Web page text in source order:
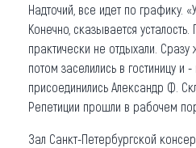
Надточий, все идет по графику.
Конечно, сказывается
практически не отдыхали. Сразу
потом заселились в гостиницу и
присоединились Александр Ф.
Репетиции прошли в рабочем
Зал Санкт-Петербургской